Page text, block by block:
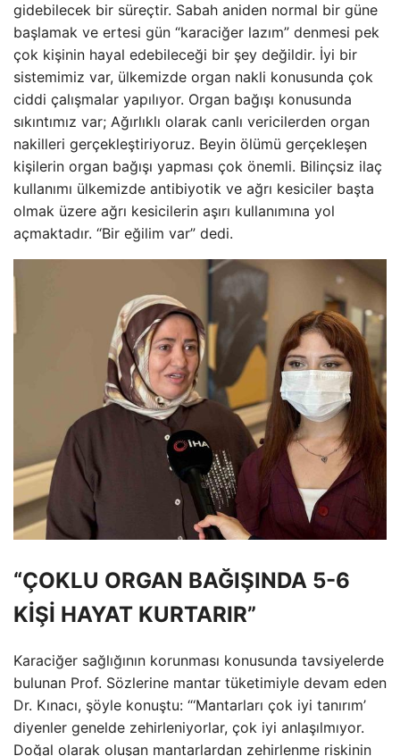
gidebilecek bir süreçtir. Sabah aniden normal bir güne
başlamak ve ertesi gün “karaciğer lazım” denmesi pek
çok kişinin hayal edebileceği bir şey değildir. İyi bir
sistemimiz var, ülkemizde organ nakli konusunda çok
ciddi çalışmalar yapılıyor. Organ bağışı konusunda
sıkıntımız var; Ağırlıklı olarak canlı vericilerden organ
nakilleri gerçekleştiriyoruz. Beyin ölümü gerçekleşen
kişilerin organ bağışı yapması çok önemli. Bilinçsiz ilaç
kullanımı ülkemizde antibiyotik ve ağrı kesiciler başta
olmak üzere ağrı kesicilerin aşırı kullanımına yol
açmaktadır. “Bir eğilim var” dedi.
“ÇOKLU ORGAN BAĞIŞINDA 5-6
KİŞİ HAYAT KURTARIR”
Karaciğer sağlığının korunması konusunda tavsiyelerde
bulunan Prof. Sözlerine mantar tüketimiyle devam eden
Dr. Kınacı, şöyle konuştu: “‘Mantarları çok iyi tanırım’
diyenler genelde zehirleniyorlar, çok iyi anlaşılmıyor.
Doğal olarak oluşan mantarlardan zehirlenme riskinin